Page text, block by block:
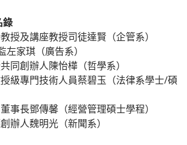
錄
授及講座教授司徒達賢（企管系）
家琪（廣告系）
同創辦人陳怡樺（哲學系）
級專門技術人員蔡碧玉（法律系學士/碩
事長鄧傳馨（經營管理碩士學程）
辦人魏明光（新聞系）